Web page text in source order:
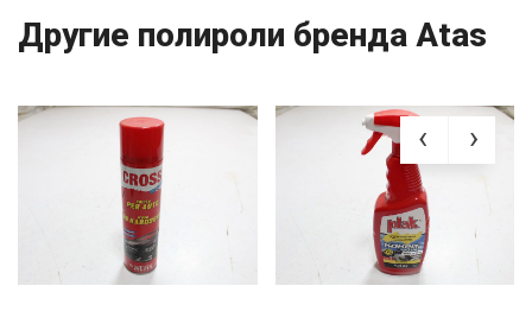
Другие полироли бренда Atas